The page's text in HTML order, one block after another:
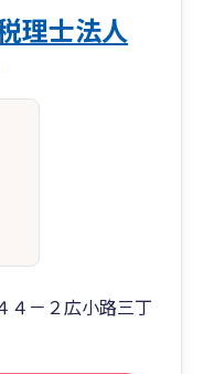
理士法人
４－２広小路三丁